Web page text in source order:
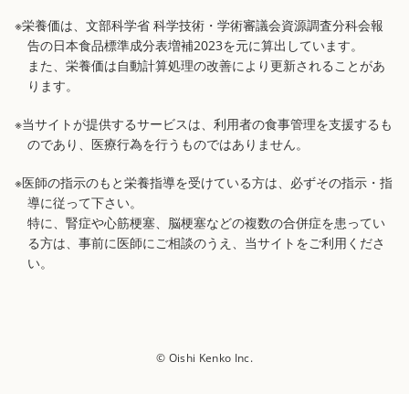
※栄養価は、文部科学省 科学技術・学術審議会資源調査分科会報
告の日本食品標準成分表増補2023を元に算出しています。
また、栄養価は自動計算処理の改善により更新されることがあ
ります。
※当サイトが提供するサービスは、利用者の食事管理を支援するも
のであり、医療行為を行うものではありません。
※医師の指示のもと栄養指導を受けている方は、必ずその指示・指
導に従って下さい。
特に、腎症や心筋梗塞、脳梗塞などの複数の合併症を患ってい
る方は、事前に医師にご相談のうえ、当サイトをご利用くださ
い。
© Oishi Kenko Inc.